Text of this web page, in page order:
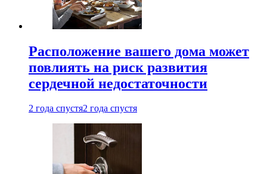
Расположение вашего дома может
повлиять на риск развития
сердечной недостаточности
2 года спустя2 года спустя